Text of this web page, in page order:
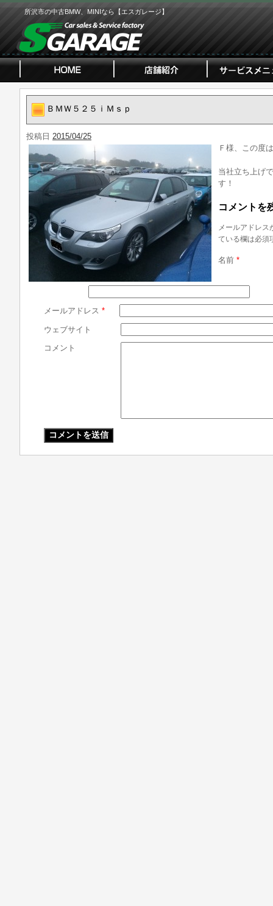
所沢市の中古BMW、MINIなら【エスガレージ】
ＢＭＷ５２５ｉＭｓｐ
投稿日 2015/04/25
Ｆ様、この度
当社立ち上げ
す！
コメントを
メールアドレス
ている欄は必須
名前 *
メールアドレス *
ウェブサイト
コメント